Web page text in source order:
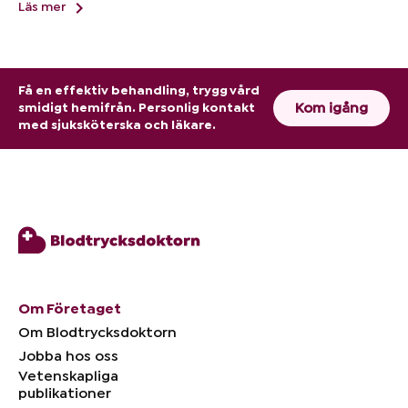
Läs mer
Få en effektiv behandling, trygg vård
smidigt hemifrån. Personlig kontakt
med sjuksköterska och läkare.
Kom igång
Om Företaget
Om Blodtrycksdoktorn
Jobba hos oss
Vetenskapliga
publikationer